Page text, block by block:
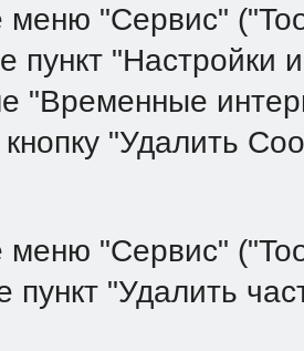
"Сервис"
пункт "Настройки
"Временные
"Удалить
"Сервис"
пункт "Удалить